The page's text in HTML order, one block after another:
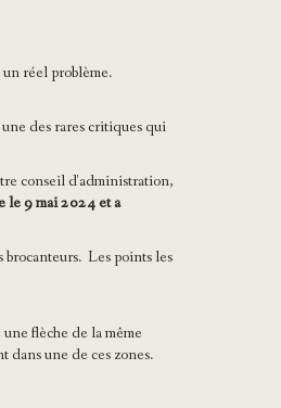
réel problème.
des rares critiques qui
conseil d'administration,
le 9 mai 2024 et a
brocanteurs. Les points les
flèche de la même
une de ces zones.